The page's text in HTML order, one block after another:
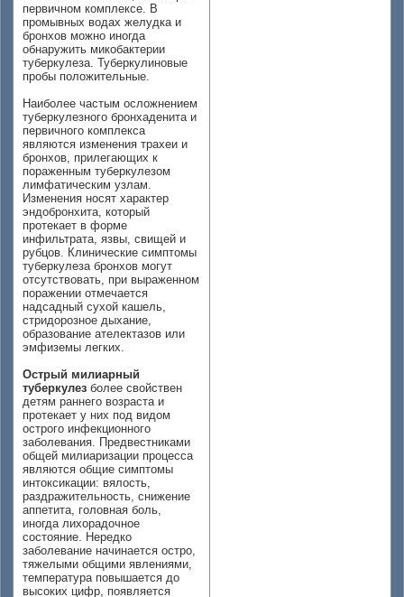
первичном комплексе. В
промывных водах желудка и
бронхов можно иногда
обнаружить микобактерии
туберкулеза. Туберкулиновые
пробы положительные.
Наиболее частым осложнением
туберкулезного бронхаденита и
первичного комплекса
являются изменения трахеи и
бронхов, прилегающих к
пораженным туберкулезом
лимфатическим узлам.
Изменения носят характер
эндобронхита, который
протекает в форме
инфильтрата, язвы, свищей и
рубцов. Клинические симптомы
туберкулеза бронхов могут
отсутствовать, при выраженном
поражении отмечается
надсадный сухой кашель,
стридорозное дыхание,
образование ателектазов или
эмфиземы легких.
Острый милиарный
туберкулез более свойствен
детям раннего возраста и
протекает у них под видом
острого инфекционного
заболевания. Предвестниками
общей милиаризации процесса
являются общие симптомы
интоксикации: вялость,
раздражительность, снижение
аппетита, головная боль,
иногда лихорадочное
состояние. Нередко
заболевание начинается остро,
тяжелыми общими явлениями,
температура повышается до
высоких цифр, появляется